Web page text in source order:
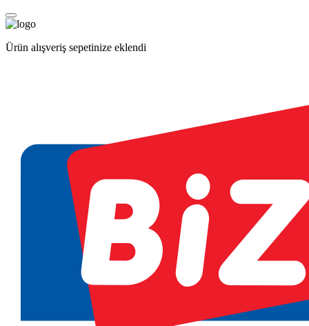
Ürün alışveriş sepetinize eklendi